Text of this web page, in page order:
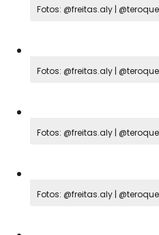
Fotos: @freitas.aly |
Fotos: @freitas.aly |
Fotos: @freitas.aly |
Fotos: @freitas.aly |